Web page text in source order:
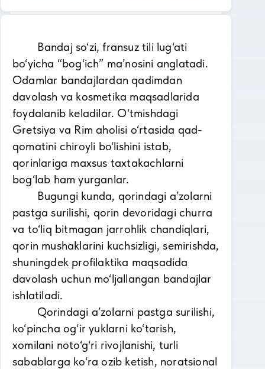
Bandaj so‘zi, fransuz tili lug‘ati
bo‘yicha “bog‘ich” ma’nosini anglatadi.
Odamlar bandajlardan qadimdan
davolash va kosmetika maqsadlarida
foydalanib keladilar. O‘tmishdagi
Gretsiya va Rim aholisi o‘rtasida qad-
qomatini chiroyli bo‘lishini istab,
qorinlariga maxsus taxtakachlarni
bog‘lab ham yurganlar.
Bugungi kunda, qorindagi a’zolarni
pastga surilishi, qorin devoridagi churra
va to‘liq bitmagan jarrohlik chandiqlari,
qorin mushaklarini kuchsizligi, semirishda,
shuningdek profilaktika maqsadida
davolash uchun mo‘ljallangan bandajlar
ishlatiladi.
Qorindagi a’zolarni pastga surilishi,
ko‘pincha og‘ir yuklarni ko‘tarish,
xomilani noto‘g‘ri rivojlanishi, turli
sabablarga ko‘ra ozib ketish, noratsional